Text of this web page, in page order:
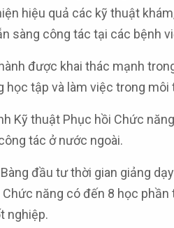
hiệu quả các kỹ thuật
sàng công tác tại các bệnh
được khai thác mạnh
học tập và làm việc trong môi
Kỹ thuật Phục hồi Chức
tác ở nước ngoài.
đầu tư thời gian giảng
năng có đến 8 học
nghiệp.